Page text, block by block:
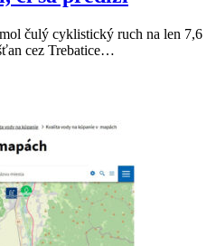
čulý cyklistický ruch na len 7,6
cez Trebatice…